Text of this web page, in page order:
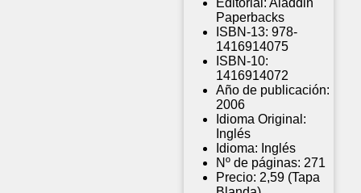
Editorial: Aladdin
Paperbacks
ISBN-13: 978-
1416914075
ISBN-10:
1416914072
Año de publicación:
2006
Idioma Original:
Inglés
Idioma: Inglés
Nº de páginas: 271
Precio: 2,59 (Tapa